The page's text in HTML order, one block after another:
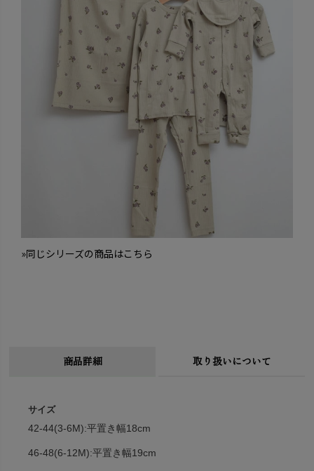
»同じシリーズの商品はこちら
商品詳細 取り扱いについて
サイズ
42-44(3-6M):平置き幅18cm
46-48(6-12M):平置き幅19cm